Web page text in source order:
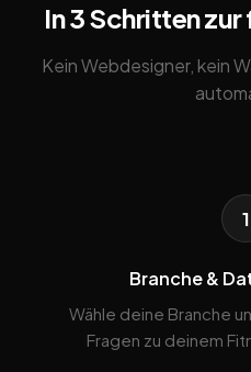
In 3 Schritten
Kein Webdesigner, kein
1
Branche &
Wähle deine Branche
Fragen zu deinem